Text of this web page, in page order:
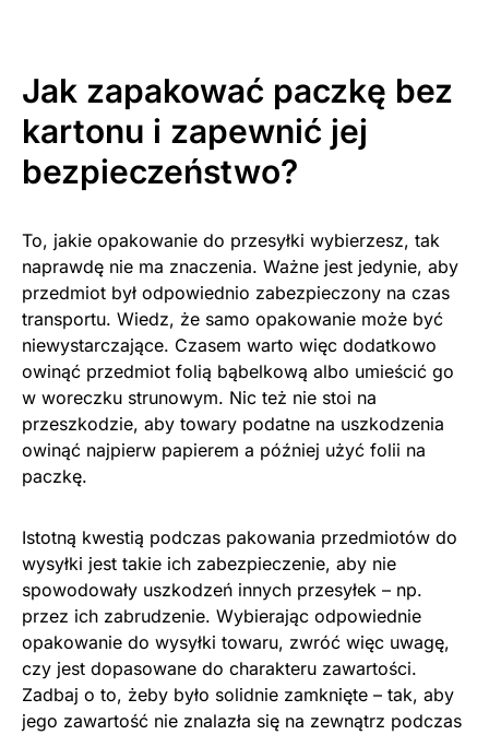
Jak zapakować paczkę bez
kartonu i zapewnić jej
bezpieczeństwo?
To, jakie opakowanie do przesyłki wybierzesz, tak
naprawdę nie ma znaczenia. Ważne jest jedynie, aby
przedmiot był odpowiednio zabezpieczony na czas
transportu. Wiedz, że samo opakowanie może być
niewystarczające. Czasem warto więc dodatkowo
owinąć przedmiot folią bąbelkową albo umieścić go
w woreczku strunowym. Nic też nie stoi na
przeszkodzie, aby towary podatne na uszkodzenia
owinąć najpierw papierem a później użyć folii na
paczkę.
Istotną kwestią podczas pakowania przedmiotów do
wysyłki jest takie ich zabezpieczenie, aby nie
spowodowały uszkodzeń innych przesyłek – np.
przez ich zabrudzenie. Wybierając odpowiednie
opakowanie do wysyłki towaru, zwróć więc uwagę,
czy jest dopasowane do charakteru zawartości.
Zadbaj o to, żeby było solidnie zamknięte – tak, aby
jego zawartość nie znalazła się na zewnątrz podczas